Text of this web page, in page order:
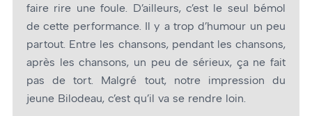
faire rire une foule. D’ailleurs, c’est le seul bémol
de cette performance. Il y a trop d’humour un peu
partout. Entre les chansons, pendant les chansons,
après les chansons, un peu de sérieux, ça ne fait
pas de tort. Malgré tout, notre impression du
jeune Bilodeau, c’est qu’il va se rendre loin.